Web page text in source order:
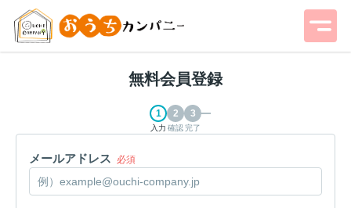
無料会員登録
入力 確認完了
メールアドレス 必須